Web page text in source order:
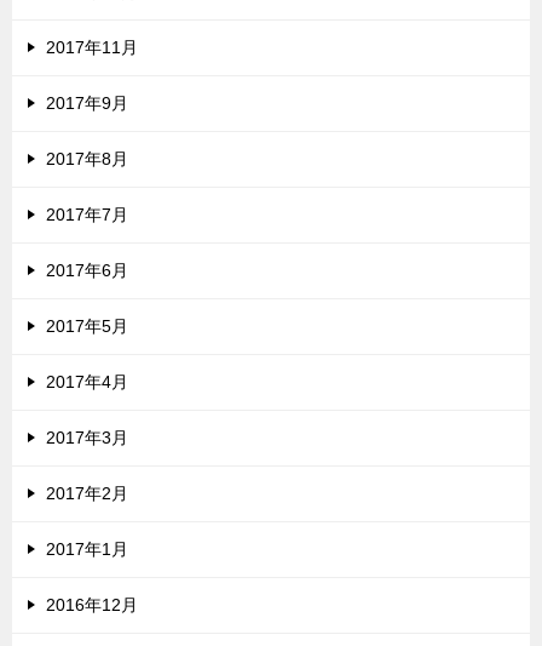
2017年11月
2017年9月
2017年8月
2017年7月
2017年6月
2017年5月
2017年4月
2017年3月
2017年2月
2017年1月
2016年12月